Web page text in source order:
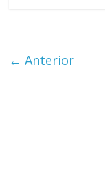
← Anterior